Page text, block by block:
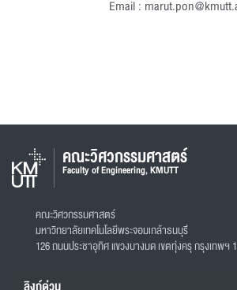
Email :
คณะวิศวกรรมศาสตร์
Faculty of Engineering, KMUTT
คณะวิศวกรรมศาสตร์
มหาวิทยาลัยเทคโนโลยีพระจอมเกล้าธนบุรี
126 ถนนประชาอุทิศ แขวงบางมด เขตทุ่งครุ กรุงเทพฯ